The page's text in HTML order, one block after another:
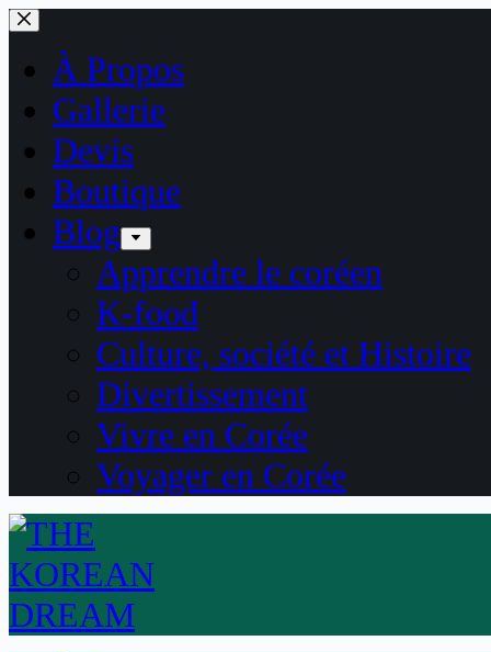
Passer
au
contenuÀ Propos
Gallerie
Devis
Boutique
Blog
Apprendre le coréen
K-food
Culture, société et Histoire
Divertissement
Vivre en Corée
Voyager en Corée